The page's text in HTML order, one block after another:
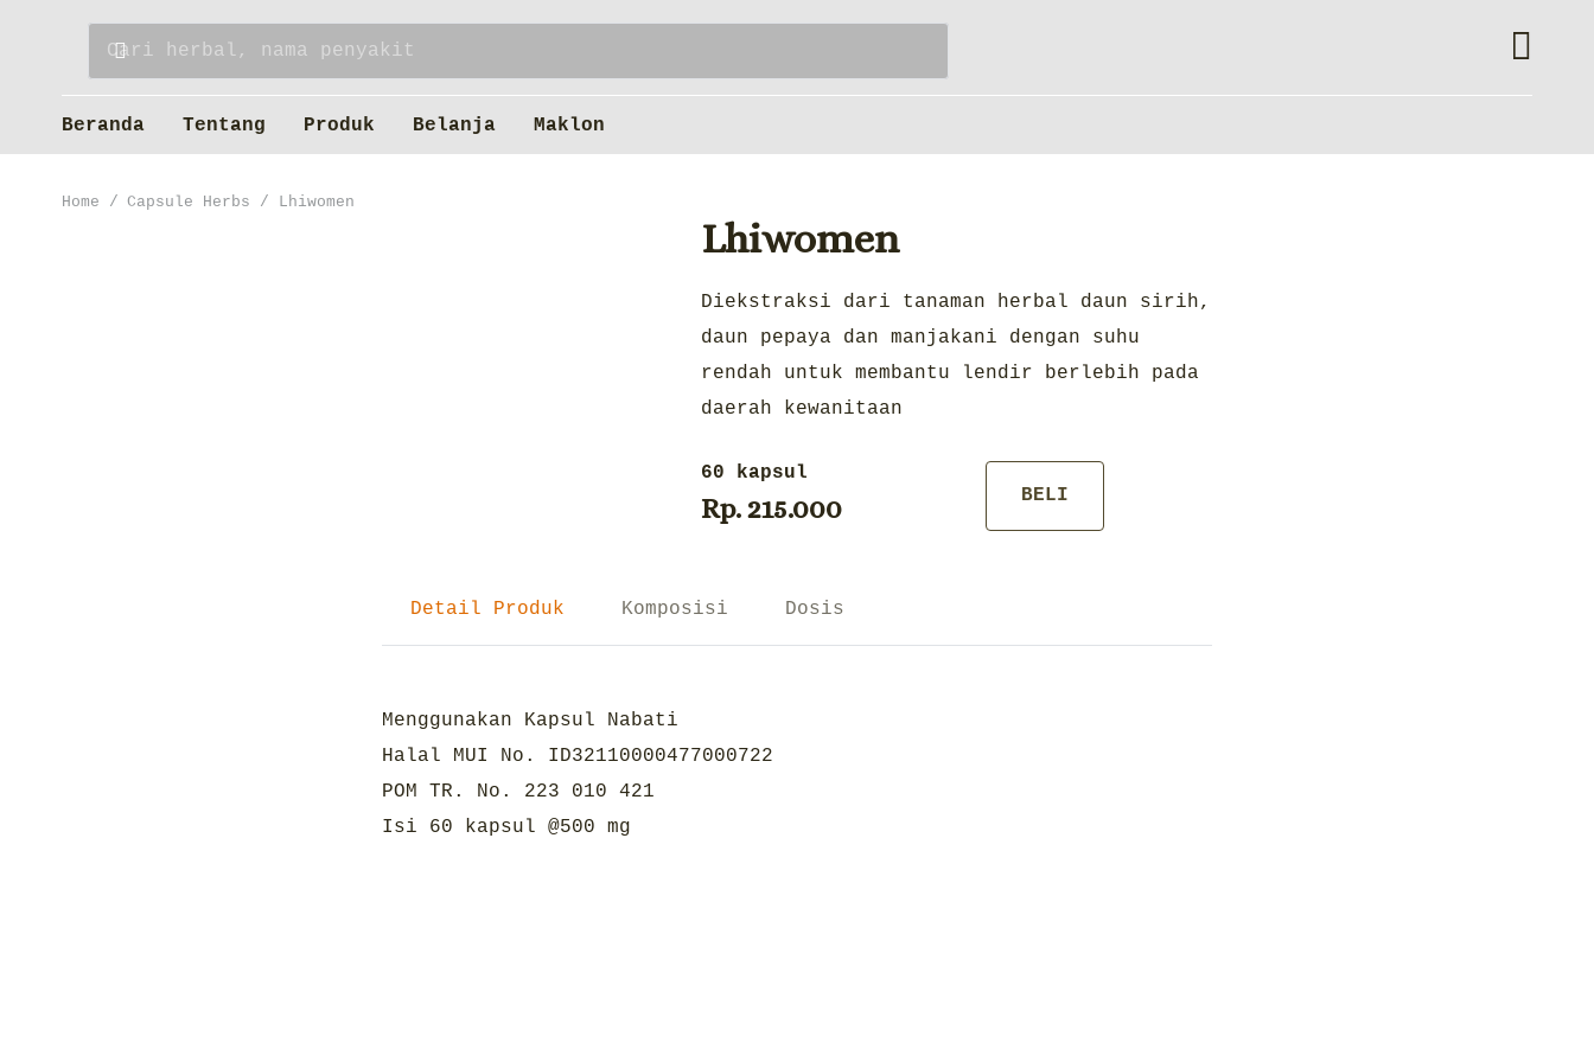
Beranda Tentang Produk Belanja Maklon
Home / Capsule Herbs / Lhiwomen
Lhiwomen
Diekstraksi dari tanaman herbal daun sirih,
daun pepaya dan manjakani dengan suhu
rendah untuk membantu lendir berlebih pada
daerah kewanitaan
60 kapsul
Rp. 215.000 BELI
Detail Produk Komposisi Dosis
Menggunakan Kapsul Nabati
Halal MUI No. ID32110000477000722
POM TR. No. 223 010 421
Isi 60 kapsul @500 mg